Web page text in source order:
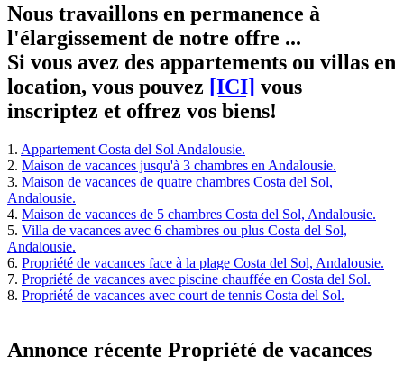
Nous travaillons en permanence à
l'élargissement de notre offre ...
Si vous avez des appartements ou villas en
location, vous pouvez [ICI] vous
inscriptez et offrez vos biens!
1. Appartement Costa del Sol Andalousie.
2. Maison de vacances jusqu'à 3 chambres en Andalousie.
3. Maison de vacances de quatre chambres Costa del Sol,
Andalousie.
4. Maison de vacances de 5 chambres Costa del Sol, Andalousie.
5. Villa de vacances avec 6 chambres ou plus Costa del Sol,
Andalousie.
6. Propriété de vacances face à la plage Costa del Sol, Andalousie.
7. Propriété de vacances avec piscine chauffée en Costa del Sol.
8. Propriété de vacances avec court de tennis Costa del Sol.
Annonce récente Propriété de vacances